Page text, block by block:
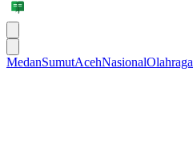
MedanSumutAcehNasionalOlahraga